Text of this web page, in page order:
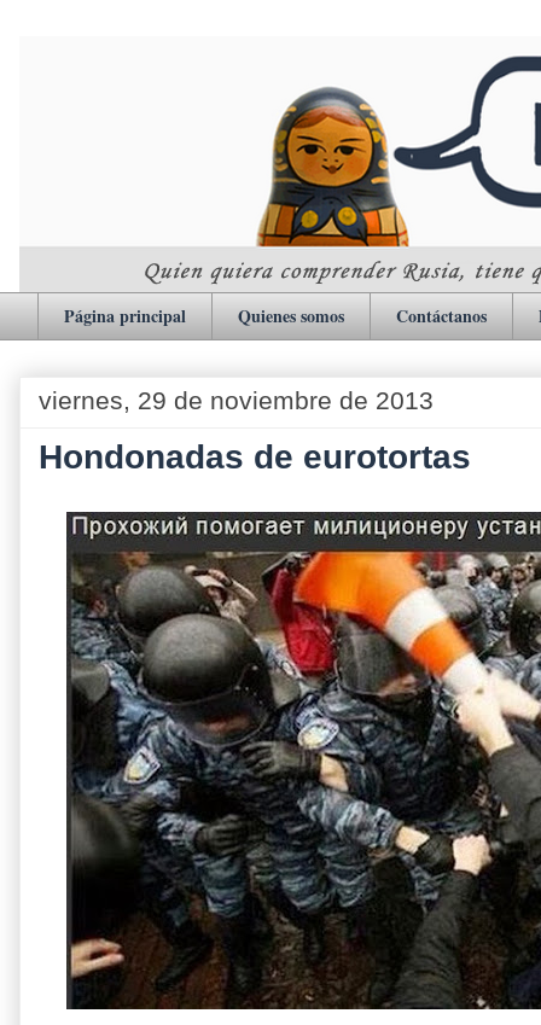
Página principal Quienes somos Contáctanos
viernes, 29 de noviembre de 2013
Hondonadas de eurotortas